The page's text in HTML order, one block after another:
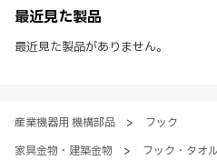
社製品の使用ご検討、又は販売促進
※ 本WEBサイト製品情報のご利用に
約、プライバシーポリシー、製品情
最近見た製品
最近見た製品がありません。
産業機器用 機構部品 >
フック
家具金物・建築金物
> フック・タオ